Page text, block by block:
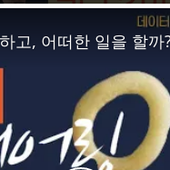
고, 어떠한 일을 할까